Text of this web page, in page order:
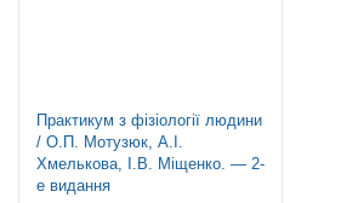
Практикум з фізіології людини
/ О.П. Мотузюк, А.І.
Хмелькова, І.В. Міщенко. — 2-
е видання